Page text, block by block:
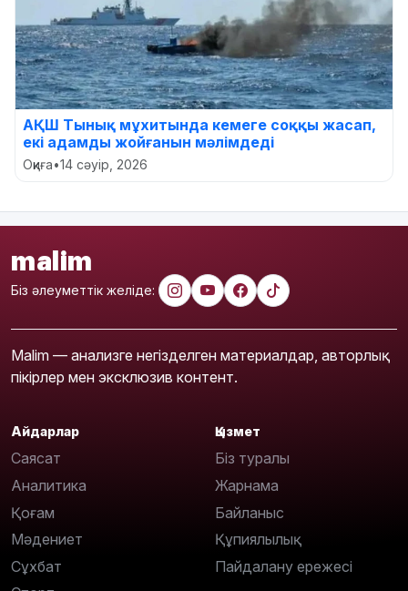
АҚШ Тынық мұхитында кемеге соққы жасап,
екі адамды жойғанын мәлімдеді
Оқиға•14 сәуір, 2026
malim
Біз әлеуметтік желіде:
Malim — анализге негізделген материалдар, авторлық
пікірлер мен эксклюзив контент.
Айдарлар
Саясат
Аналитика
Қоғам
Мәдениет
Сұхбат
Қызмет
Біз туралы
Жарнама
Байланыс
Құпиялылық
Пайдалану ережесі